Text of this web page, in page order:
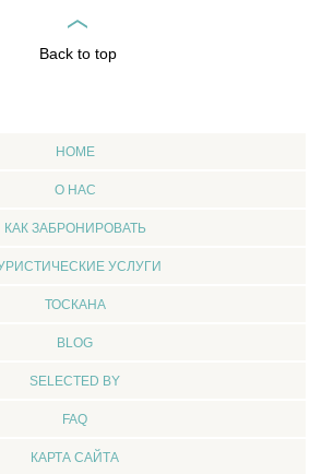
Back to top
HOME
О НАС
КАК ЗАБРОНИРОВАТЬ
УСЛУГИ
ТОСКАНА
BLOG
SELECTED BY
FAQ
КАРТА САЙТА